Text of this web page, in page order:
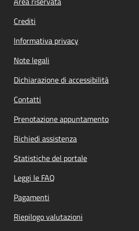
Crediti
Informativa privacy
Note legali
Dichiarazione di accessibilità
Contatti
Prenotazione appuntamento
Richiedi assistenza
Statistiche del portale
Leggi le FAQ
Pagamenti
Riepilogo valutazioni